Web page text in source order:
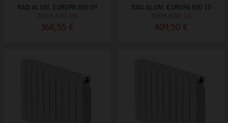
RAD. ALUM. EUROPA 800 09
7009.800.09
368,55 €
RAD. ALUM. EUROPA 800 10
7009.800.10
409,50 €